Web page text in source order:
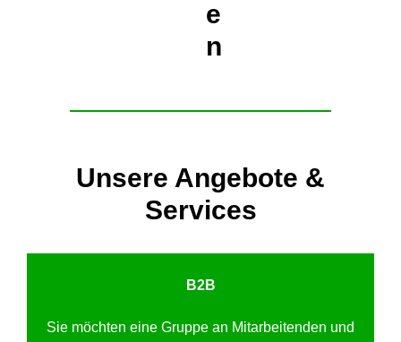
e
n
Unsere Angebote &
Services
B2B
Sie möchten eine Gruppe an Mitarbeitenden und